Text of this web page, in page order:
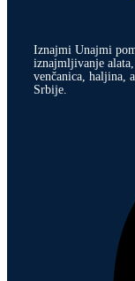
Iznajmi Unajmi
iznajmljivanje alata,
venčanica, haljina,
Srbije.